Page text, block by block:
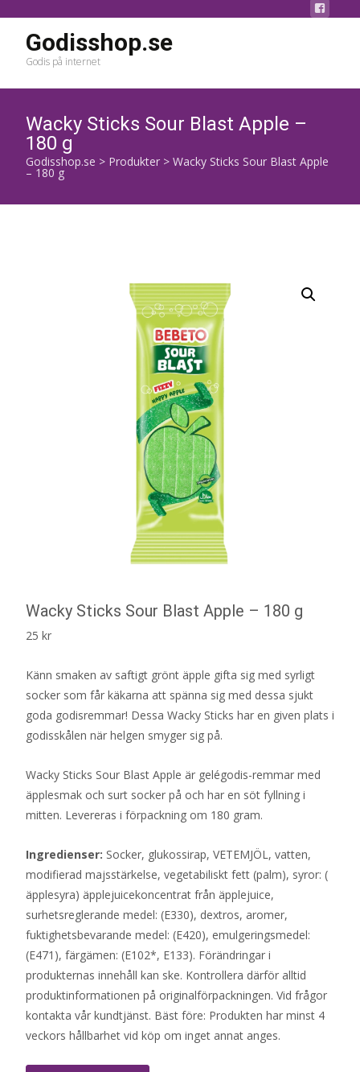
Godisshop.se
Godis på internet
Wacky Sticks Sour Blast Apple –
180 g
Godisshop.se > Produkter > Wacky Sticks Sour Blast Apple
– 180 g
Wacky Sticks Sour Blast Apple – 180 g
25 kr
Känn smaken av saftigt grönt äpple gifta sig med syrligt
socker som får käkarna att spänna sig med dessa sjukt
goda godisremmar! Dessa Wacky Sticks har en given plats i
godisskålen när helgen smyger sig på.
Wacky Sticks Sour Blast Apple är gelégodis-remmar med
äpplesmak och surt socker på och har en söt fyllning i
mitten. Levereras i förpackning om 180 gram.
Ingredienser: Socker, glukossirap, VETEMJÖL, vatten,
modifierad majsstärkelse, vegetabiliskt fett (palm), syror: (
äpplesyra) äpplejuicekoncentrat från äpplejuice,
surhetsreglerande medel: (E330), dextros, aromer,
fuktighetsbevarande medel: (E420), emulgeringsmedel:
(E471), färgämen: (E102*, E133). Förändringar i
produkternas innehåll kan ske. Kontrollera därför alltid
produktinformationen på originalförpackningen. Vid frågor
kontakta vår kundtjänst. Bäst före: Produkten har minst 4
veckors hållbarhet vid köp om inget annat anges.